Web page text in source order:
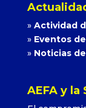
» Actividad
» Eventos
» Noticias
AEFA y